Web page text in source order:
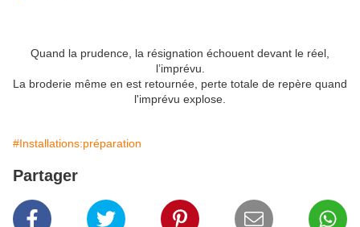
Quand la prudence, la résignation échouent devant le réel,
l’imprévu.
La broderie même en est retournée, perte totale de repère quand
l'imprévu explose.
#Installations:préparation
Partager